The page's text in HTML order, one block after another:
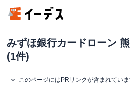
みずほ銀行カードローン
(1件)
このページにはPRリンクが含まれてい